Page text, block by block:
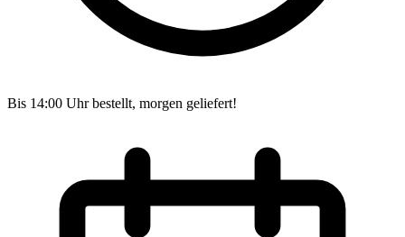
Bis 14:00 Uhr bestellt, morgen geliefert!